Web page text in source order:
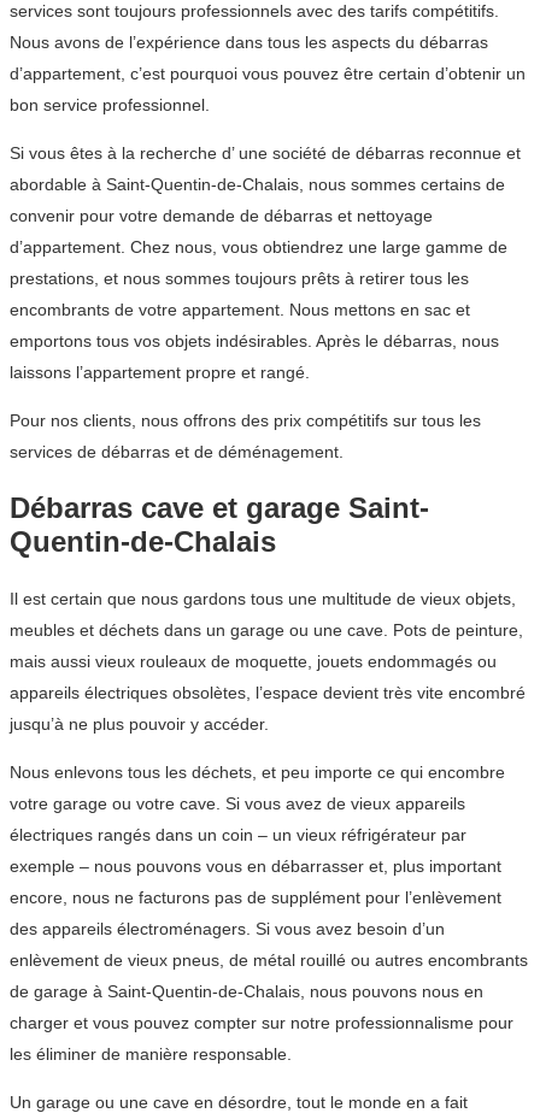
services sont toujours professionnels avec des tarifs compétitifs.
Nous avons de l’expérience dans tous les aspects du débarras
d’appartement, c’est pourquoi vous pouvez être certain d’obtenir un
bon service professionnel.
Si vous êtes à la recherche d’ une société de débarras reconnue et
abordable à Saint-Quentin-de-Chalais, nous sommes certains de
convenir pour votre demande de débarras et nettoyage
d’appartement. Chez nous, vous obtiendrez une large gamme de
prestations, et nous sommes toujours prêts à retirer tous les
encombrants de votre appartement. Nous mettons en sac et
emportons tous vos objets indésirables. Après le débarras, nous
laissons l’appartement propre et rangé.
Pour nos clients, nous offrons des prix compétitifs sur tous les
services de débarras et de déménagement.
Débarras cave et garage Saint-
Quentin-de-Chalais
Il est certain que nous gardons tous une multitude de vieux objets,
meubles et déchets dans un garage ou une cave. Pots de peinture,
mais aussi vieux rouleaux de moquette, jouets endommagés ou
appareils électriques obsolètes, l’espace devient très vite encombré
jusqu’à ne plus pouvoir y accéder.
Nous enlevons tous les déchets, et peu importe ce qui encombre
votre garage ou votre cave. Si vous avez de vieux appareils
électriques rangés dans un coin – un vieux réfrigérateur par
exemple – nous pouvons vous en débarrasser et, plus important
encore, nous ne facturons pas de supplément pour l’enlèvement
des appareils électroménagers. Si vous avez besoin d’un
enlèvement de vieux pneus, de métal rouillé ou autres encombrants
de garage à Saint-Quentin-de-Chalais, nous pouvons nous en
charger et vous pouvez compter sur notre professionnalisme pour
les éliminer de manière responsable.
Un garage ou une cave en désordre, tout le monde en a fait